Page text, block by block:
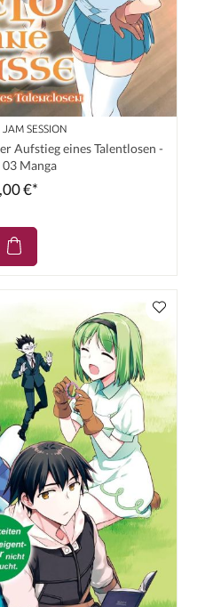
SESSION
Aufstieg eines Talentlosen -
03 Manga
€*